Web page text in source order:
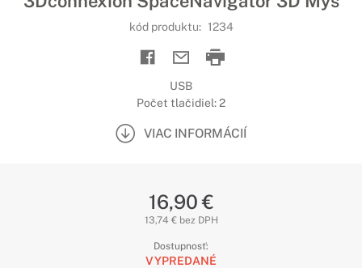
kód produktu: 1234
USB
Počet tlačidiel: 2
VIAC INFORMÁCIÍ
16,90 €
13,74 € bez DPH
Dostupnosť:
VYPREDANÉ